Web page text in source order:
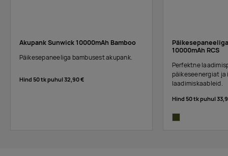
Akupank Sunwick 10000mAh Bamboo
Päikesepaneeliga bambusest akupank.
Hind 50 tk puhul32,90 €
10000mAh RCS
Perfektne
päikeseenergiat
laadimiskaableid.
Hind 50 tk puhul